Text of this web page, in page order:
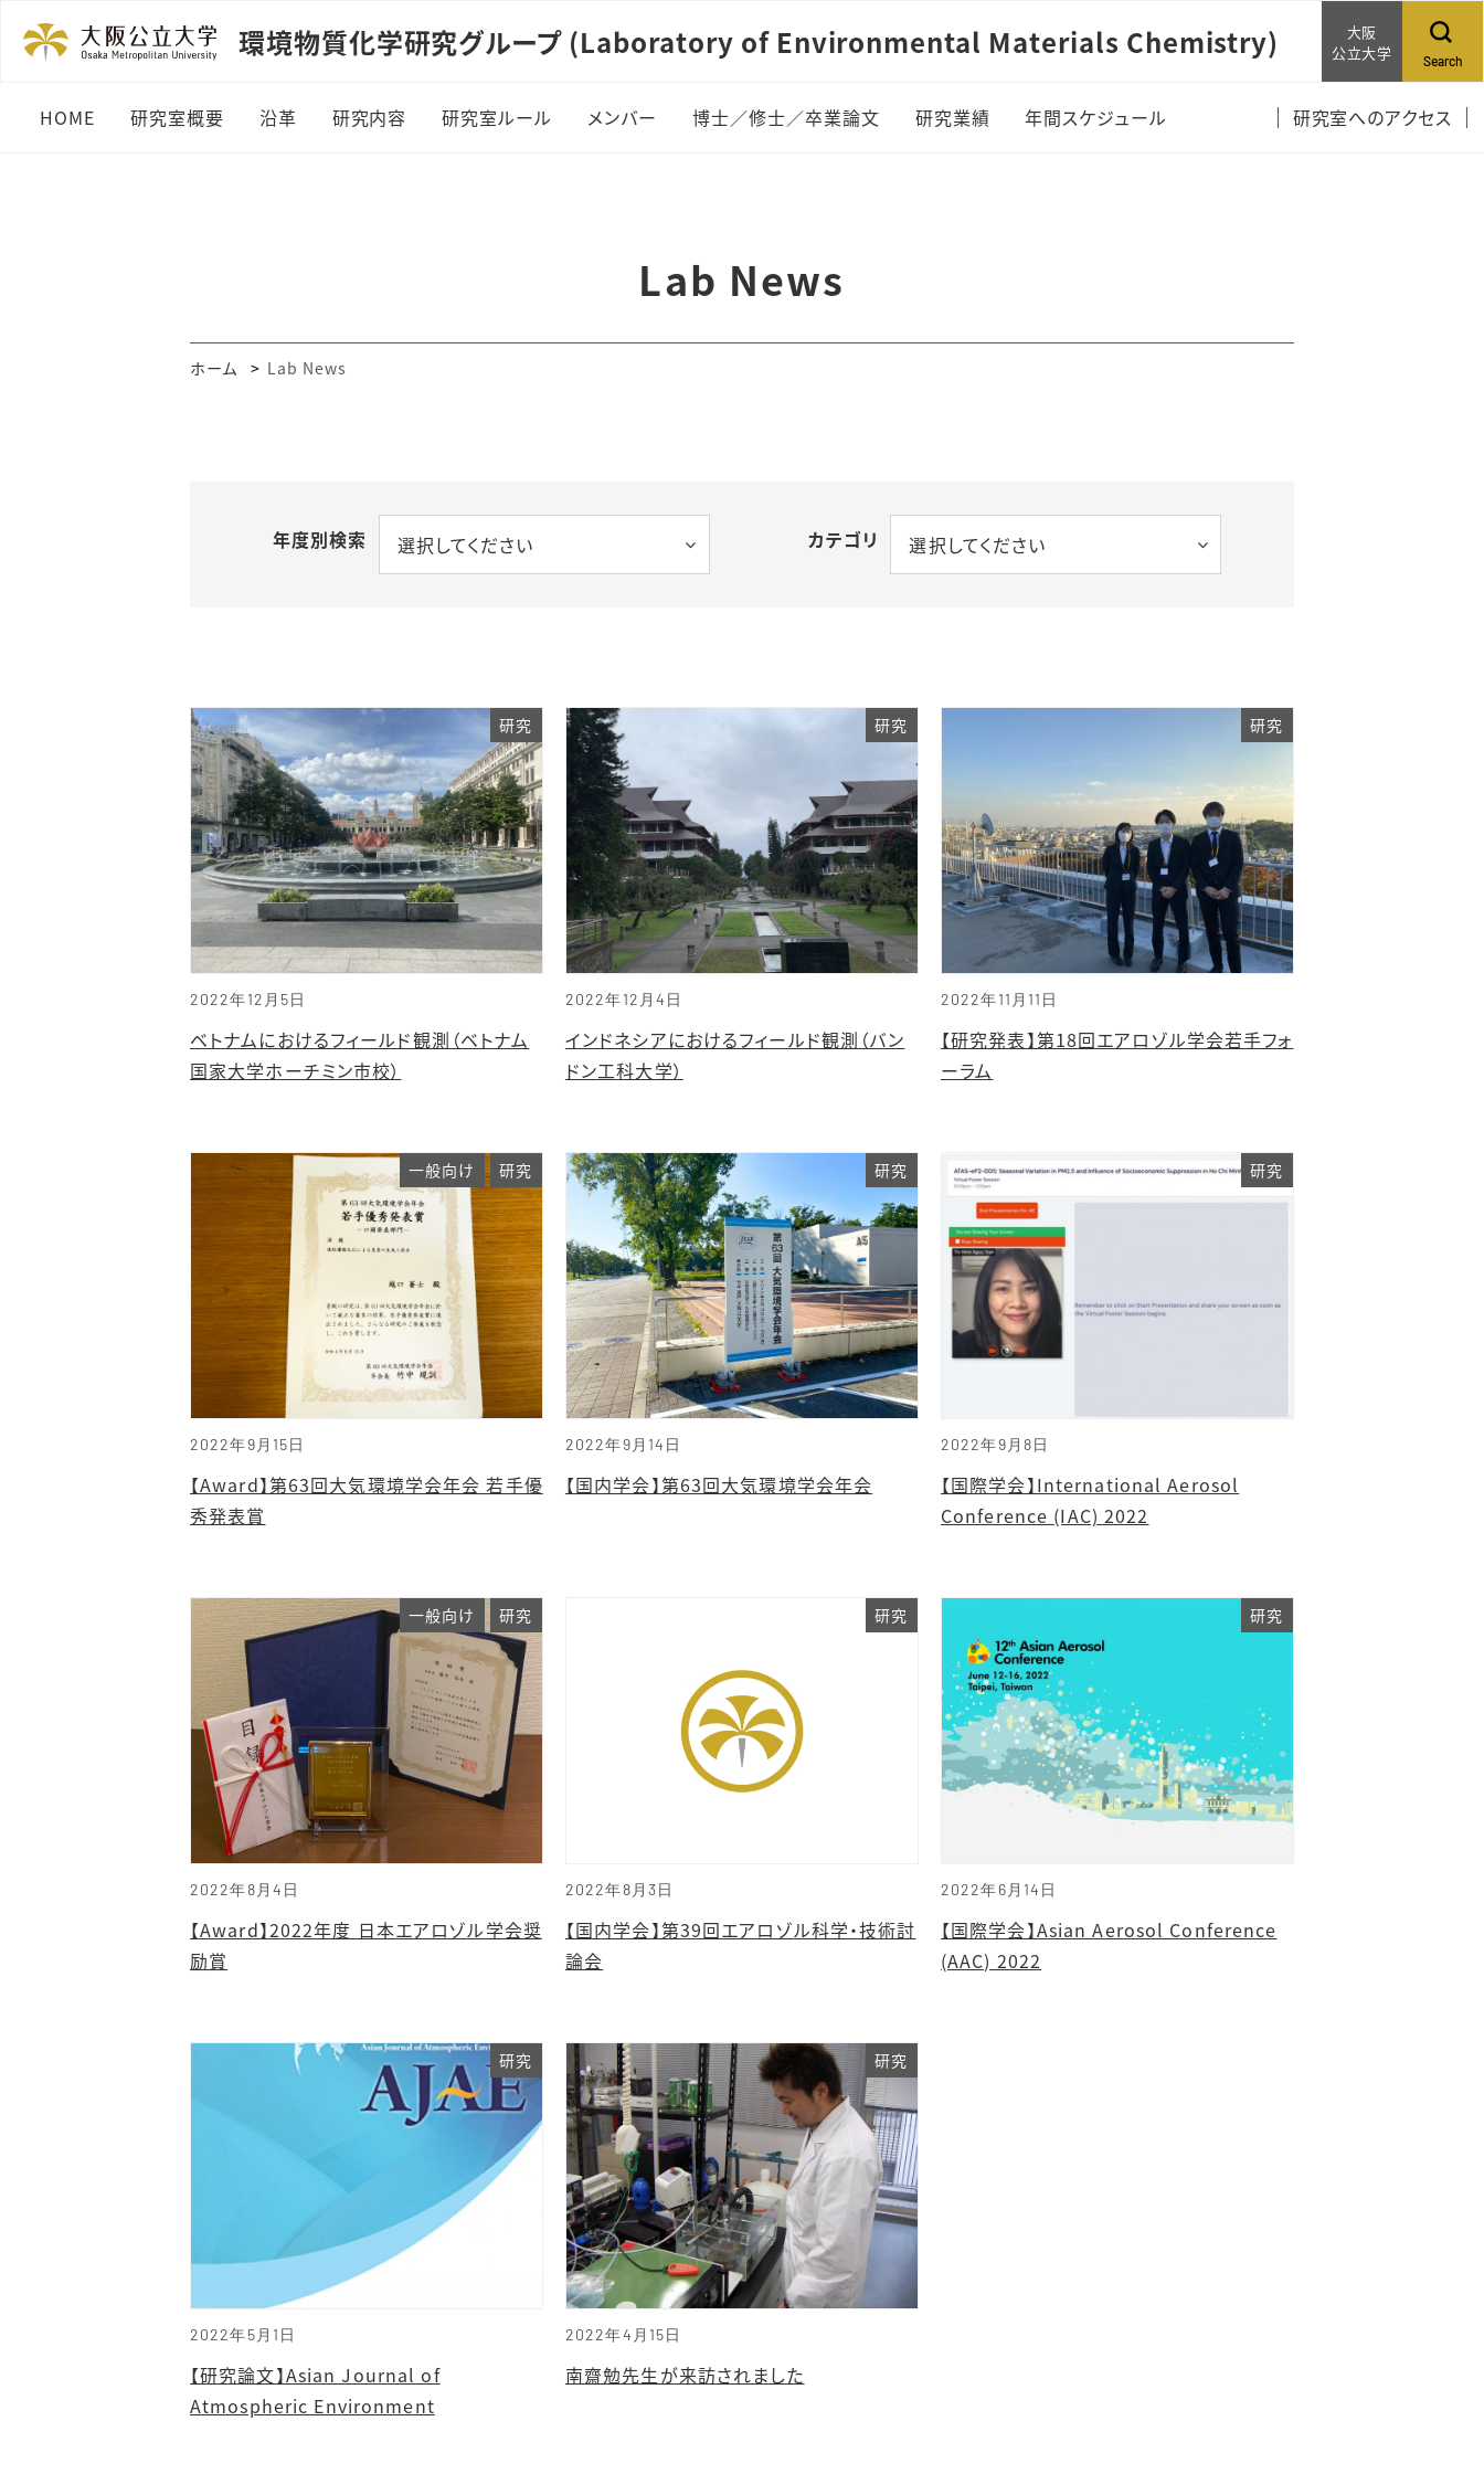
環境物質化学研究グループ (Laboratory of Environmental Materials Chemistry)
大阪
公立大学
Search
HOME 研究室概要 沿革 研究内容 研究室ルール メンバー
過去の在籍メンバー
博士／修士／卒業論文
卒業論文
研究業績 年間スケジュール 研究室へのアクセス
Lab News
ホーム Lab News
年度別検索 選択してください カテゴリ 選択してください
2022年12月5日
研究
ベトナムにおけるフィールド観測（ベトナム
国家大学ホーチミン市校）
2022年12月4日
研究
インドネシアにおけるフィールド観測（バン
ドン工科大学）
2022年11月11日
研究
【研究発表】第18回エアロゾル学会若手フォ
ーラム
2022年9月15日
一般向け 研究
【Award】第63回大気環境学会年会 若手優
秀発表賞
2022年9月14日
研究
【国内学会】第63回大気環境学会年会
2022年9月8日
研究
【国際学会】International Aerosol
Conference (IAC) 2022
2022年8月4日
一般向け 研究
【Award】2022年度 日本エアロゾル学会奨
励賞
2022年8月3日
研究
【国内学会】第39回エアロゾル科学・技術討
論会
2022年6月14日
研究
【国際学会】Asian Aerosol Conference
(AAC) 2022
2022年5月1日
研究
【研究論文】Asian Journal of
Atmospheric Environment
2022年4月15日
研究
南齋勉先生が来訪されました